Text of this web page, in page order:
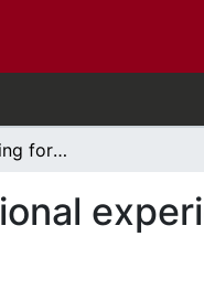
Management training for women: international experiences and lessons for Canada